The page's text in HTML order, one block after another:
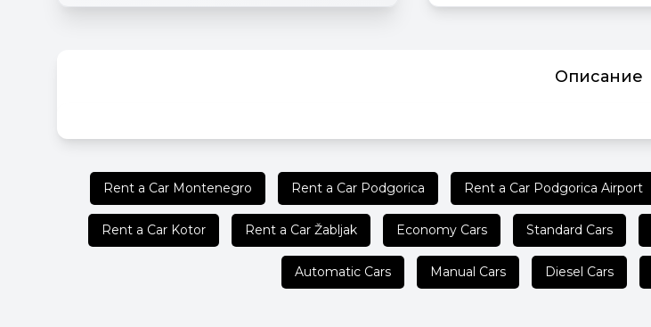
Описание
Rent a Car Montenegro Rent a Car Podgorica Rent a Car Podgorica Airport
Rent a Car Kotor Rent a Car Žabljak Economy Cars Standard Cars
Automatic Cars Manual Cars Diesel Cars